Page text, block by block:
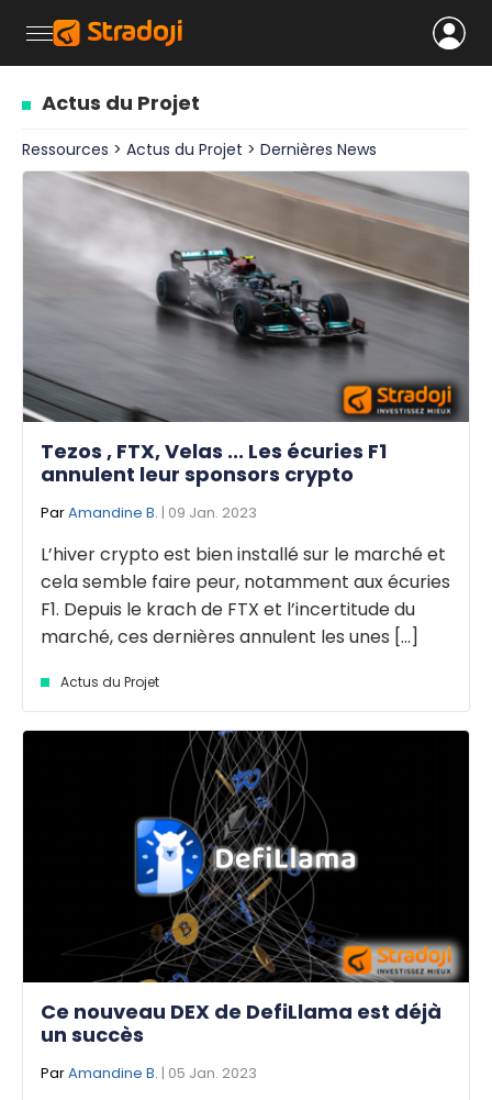
Actus du Projet
Ressources > Actus du Projet > Dernières News
Tezos , FTX, Velas ... Les écuries F1
annulent leur sponsors crypto
ParAmandine B. | 09 Jan. 2023
L’hiver crypto est bien installé sur le marché et
cela semble faire peur, notamment aux écuries
F1. Depuis le krach de FTX et l’incertitude du
marché, ces dernières annulent les unes [...]
Actus du Projet
Ce nouveau DEX de DefiLlama est déjà
un succès
ParAmandine B. | 05 Jan. 2023